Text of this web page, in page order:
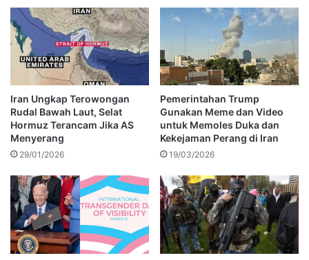
Iran Ungkap Terowongan
Rudal Bawah Laut, Selat
Hormuz Terancam Jika AS
Menyerang
29/01/2026
Pemerintahan Trump
Gunakan Meme dan Video
untuk Memoles Duka dan
Kekejaman Perang di Iran
19/03/2026